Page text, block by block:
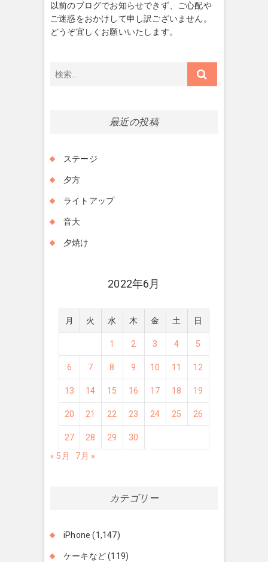
以前のブログでお知らせできず、ご心配や
ご迷惑をおかけして申し訳ございません。
どうぞ宜しくお願いいたします。
最近の投稿
ステージ
夕方
ライトアップ
音大
夕焼け
2022年6月
月 火 水 木 金 土 日
1 2 3 4 5
6 7 8 9 10 11 12
13 14 15 16 17 18 19
20 21 22 23 24 25 26
27 28 29
30
« 5月
7月 »
カテゴリー
iPhone (1,147)
ケーキなど(119)